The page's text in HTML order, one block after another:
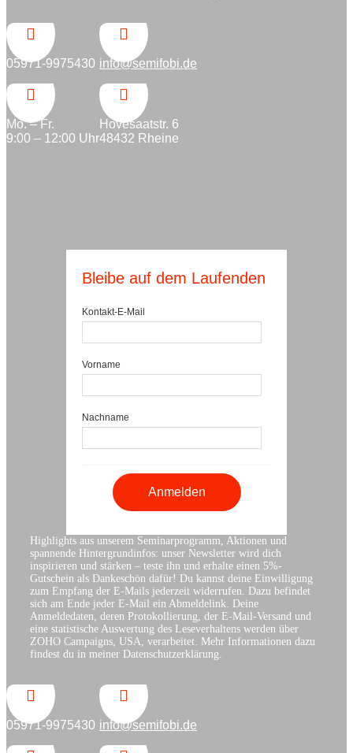

info@semifobi.de

Hovesaatstr. 6
48432 Rheine

05971-9975430

Mo. – Fr.
9:00 – 12:00 Uhr

info@semifobi.de

05971-9975430
Bleibe auf dem Laufenden
Kontakt-E-Mail
Vorname
Nachname
Highlights aus unserem Seminarprogramm, Aktionen und
spannende Hintergrundinfos: unser Newsletter wird dich
inspirieren und stärken – teste ihn und erhalte einen 5%-
Gutschein als Dankeschön dafür! Du kannst deine Einwilligung
zum Empfang der E-Mails jederzeit widerrufen. Dazu befindet
sich am Ende jeder E-Mail ein Abmeldelink. Deine
Anmeldedaten, deren Protokollierung, der E-Mail-Versand und
eine statistische Auswertung des Leseverhaltens werden über
ZOHO Campaigns, USA, verarbeitet. Mehr Informationen dazu
findest du in meiner Datenschutzerklärung.